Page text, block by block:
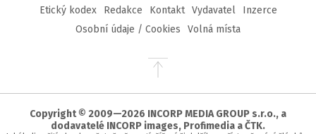
Etický kodex Redakce Kontakt Vydavatel
Inzerce
Osobní údaje / Cookies
Volná místa
Přejít
stránky
Copyright © 2009—2026 INCORP MEDIA GROUP s.r.o., a
dodavatelé INCORP images, Profimedia a ČTK.